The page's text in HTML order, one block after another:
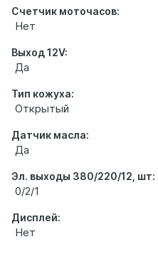
Счетчик моточасов:
Нет
Выход 12V:
Да
Тип кожуха:
Открытый
Датчик масла:
Да
Эл. выходы 380/220/12, шт:
0/2/1
Дисплей:
Нет